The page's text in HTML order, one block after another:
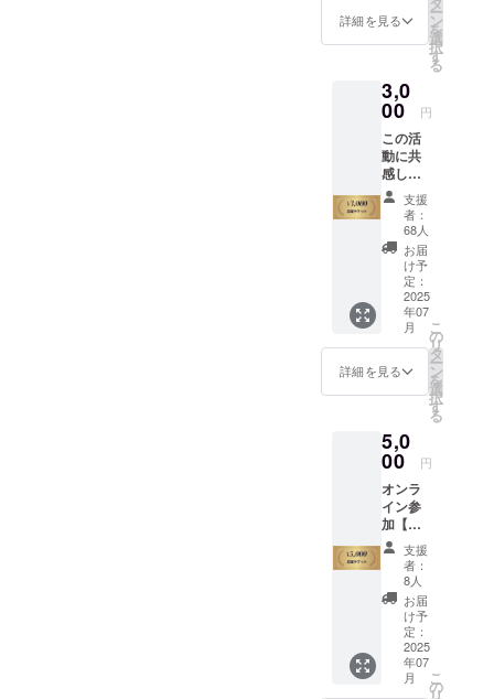
子どもたち
が未来にワ
がら、自分
らしい道を
歩んでいけ
るように。
そのために
は、単に教
育やスキル
を与えるだ
く、「自分
には価値が
から信じら
必要だと私
たちは考え
田JPビルディン
11:00〜13:00 ※
支援者様の交通
自でご負担くだ
さい。 ※万が一
当日キャンセル
された場合もご
返金できませ
ん。 ※小学生〜
大学生が対象で
詳細を見る ー
ン
を
選
択
す
る
3,0
00 円
この活
動に共
感し、
子ども
たちの
未来を
一緒に
応援し
たい
―― そ
んな温
かいお
気持ち
を寄せ
てくだ
さる方
からの
感謝を
込め
て、お
礼の
メール
をお送
りしま
す。 リ
ターン
の品物
などは
ありま
せん
が、い
支援
者：
68人
お届
け予
定：
2025
年07
月
詳細を見る
こ
の
リ
タ
ー
ン
を
選
択
す
る
5,0
00 円
オンラ
イン参
加【イ
ベント
参加
券】 ・
場所:シ
ティ
ホール
＆ギャ
ラリー
五反田
支援
者：
8人
お届
け予
定：
2025
年07
月
こ
の